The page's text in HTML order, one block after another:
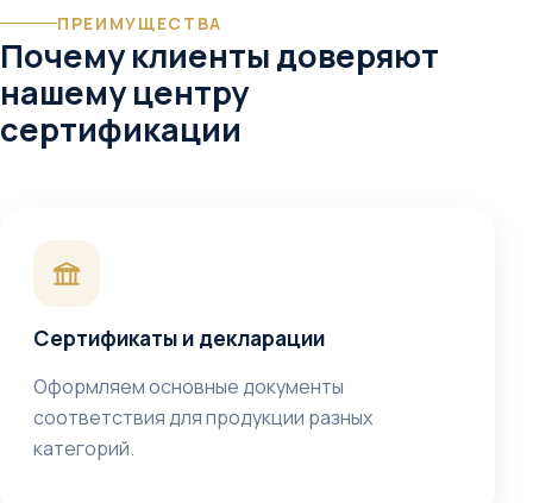
ПРЕИМУЩЕСТВА
Почему клиенты доверяют
нашему центру
сертификации
Сертификаты и декларации
Оформляем основные документы
соответствия для продукции разных
категорий.